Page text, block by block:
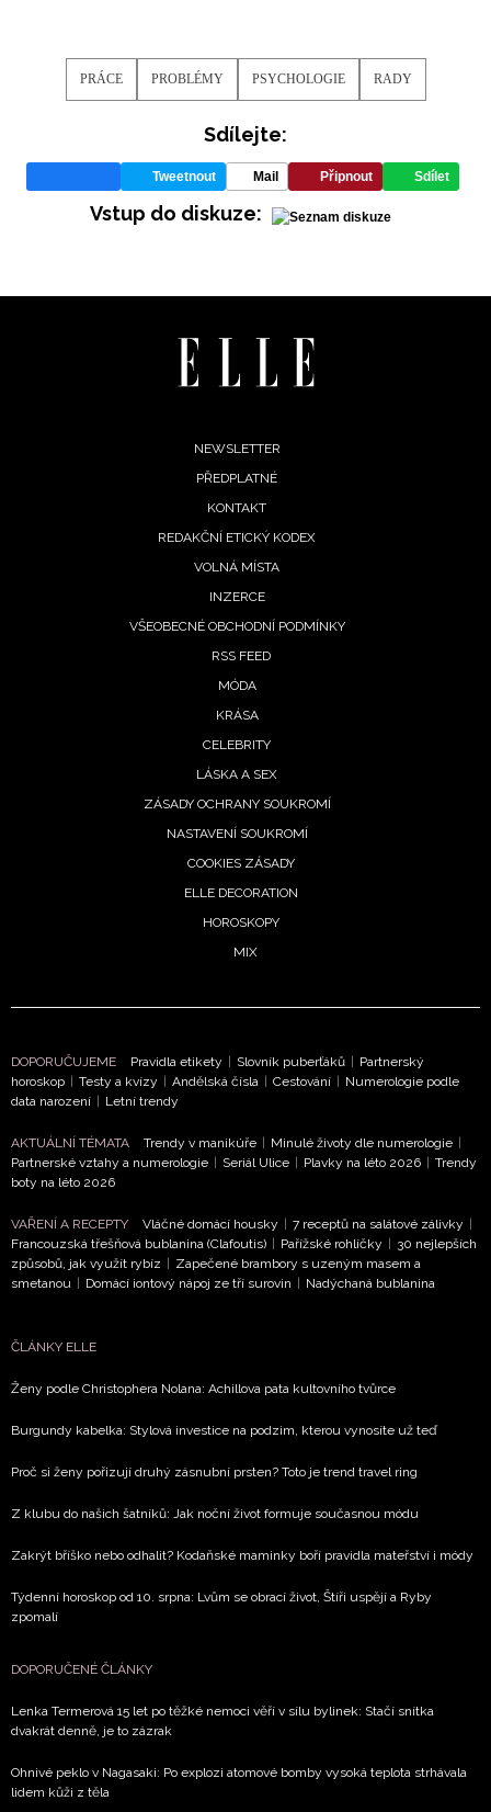
Přihlášením k newsletteru souhlasíte s
podmínkami společnosti BurdaMedia Extra s.r.o.
Vašimi údaji pracovat zejména k organizaci a
vyhodnocení akce a zasílání novinek.
soukromí BurdaMedia Extra s.r.o., zaškrtněte toto pole.
PRÁCE PROBLÉMY PSYCHOLOGIE RADY
Sdílejte:
Tweetnout Mail Připnout Sdílet
Vstup do diskuze:
NEWSLETTER
PŘEDPLATNÉ
KONTAKT
REDAKČNÍ ETICKÝ KODEX
VOLNÁ MÍSTA
INZERCE
VŠEOBECNÉ OBCHODNÍ PODMÍNKY
RSS FEED
MÓDA
KRÁSA
CELEBRITY
LÁSKA A SEX
ZÁSADY OCHRANY SOUKROMÍ
NASTAVENÍ SOUKROMÍ
COOKIES ZÁSADY
ELLE DECORATION
HOROSKOPY
MIX
DOPORUČUJEME Pravidla etikety Slovník puberťáků
Partnerský
horoskop
Testy a kvízy Andělská čísla Cestování
Numerologie podle
data narození
Letní trendy
AKTUÁLNÍ TÉMATA Trendy v manikúře Minulé životy dle numerologie
Partnerské vztahy a numerologie
Seriál Ulice Plavky na léto 2026
Trendy
boty na léto 2026
VAŘENÍ A RECEPTY Vláčné domácí housky 7 receptů na salátové zálivky
Francouzská třešňová bublanina (Clafoutis)
Pařížské rohlíčky
30 nejlepších
způsobů, jak využít rybíz
Zapečené brambory s uzeným masem a
smetanou
Domácí iontový nápoj ze tří surovin Nadýchaná bublanina
ČLÁNKY ELLE
Ženy podle Christophera Nolana: Achillova pata kultovního tvůrce
Burgundy kabelka: Stylová investice na podzim, kterou vynosíte už teď
Proč si ženy pořizují druhý zásnubní prsten? Toto je trend travel ring
Z klubu do našich šatníků: Jak noční život formuje současnou módu
Zakrýt bříško nebo odhalit? Kodaňské maminky boří pravidla mateřství i módy
Týdenní horoskop od 10. srpna: Lvům se obrací život, Štíři uspějí a Ryby
zpomalí
DOPORUČENÉ ČLÁNKY
Lenka Termerová 15 let po těžké nemoci věří v sílu bylinek: Stačí snítka
dvakrát denně, je to zázrak
Ohnivé peklo v Nagasaki: Po explozi atomové bomby vysoká teplota strhávala
lidem kůži z těla